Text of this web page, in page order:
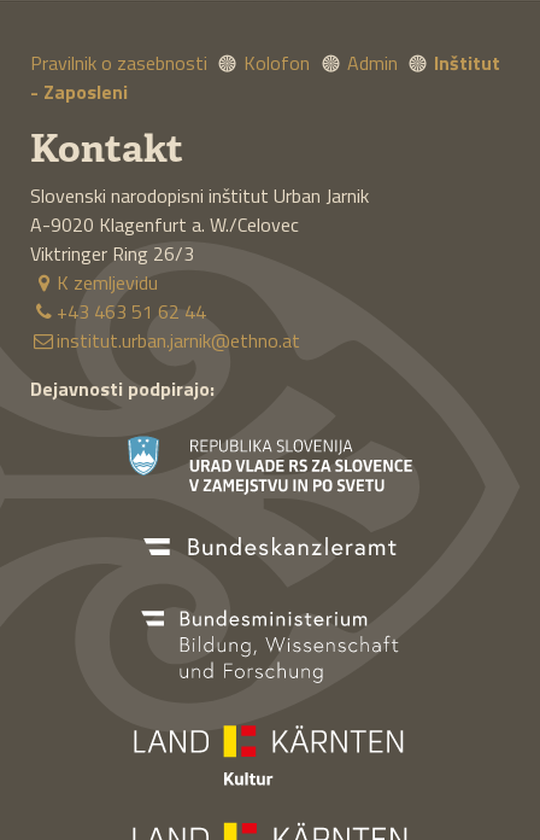
Pravilnik o zasebnosti Kolofon Admin
Inštitut
- Zaposleni
Kontakt
Slovenski narodopisni inštitut Urban Jarnik
A-9020 Klagenfurt a. W./Celovec
Viktringer Ring 26/3
K zemljevidu
+43 463 51 62 44
institut.urban.jarnik@ethno.at
Dejavnosti podpirajo: